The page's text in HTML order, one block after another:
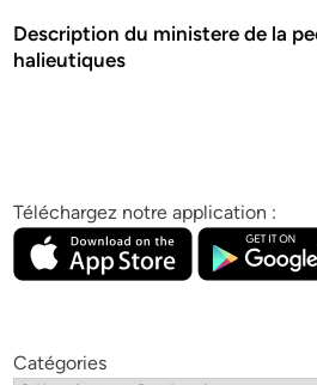
Description du ministere de la
halieutiques
Téléchargez notre application :
Catégories